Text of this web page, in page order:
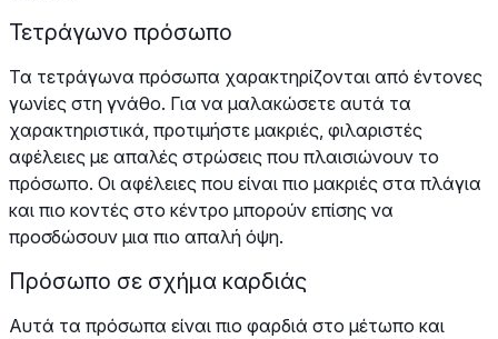
Τετράγωνο πρόσωπο
Τα τετράγωνα πρόσωπα χαρακτηρίζονται από έντονες
γωνίες στη γνάθο. Για να μαλακώσετε αυτά τα
χαρακτηριστικά, προτιμήστε μακριές, φιλαριστές
αφέλειες με απαλές στρώσεις που πλαισιώνουν το
πρόσωπο. Οι αφέλειες που είναι πιο μακριές στα πλάγια
και πιο κοντές στο κέντρο μπορούν επίσης να
προσδώσουν μια πιο απαλή όψη.
Πρόσωπο σε σχήμα καρδιάς
Αυτά τα πρόσωπα είναι πιο φαρδιά στο μέτωπο και